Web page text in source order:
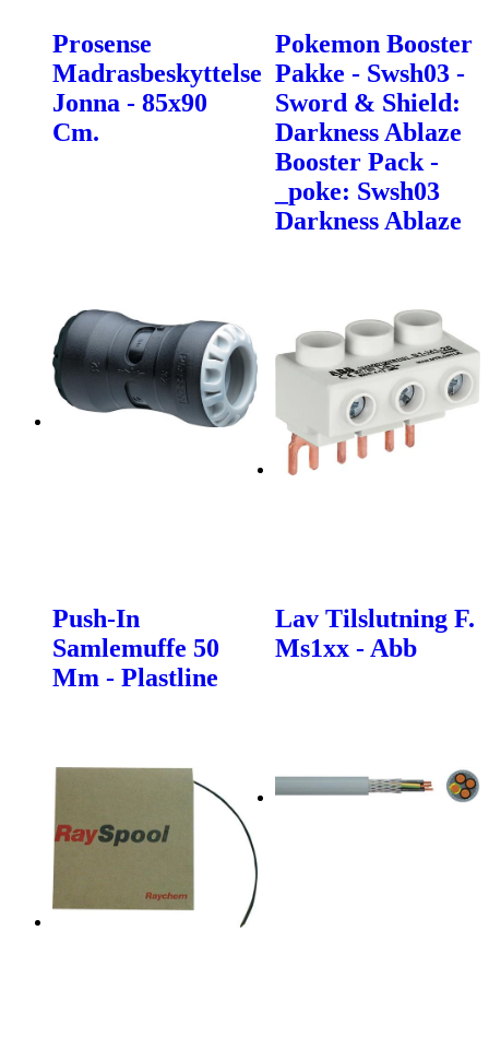
Prosense
Madrasbeskyttelse
Jonna - 85x90
Cm.
Pokemon Booster
Pakke - Swsh03 -
Sword & Shield:
Darkness Ablaze
Booster Pack -
_poke: Swsh03
Darkness Ablaze
Push-In
Samlemuffe 50
Mm - Plastline
Lav Tilslutning F.
Ms1xx - Abb